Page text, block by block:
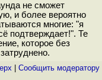
не сможет
и более вероятно
многие: "я
подтверждает!". Те
которое без
Cообщить модератору